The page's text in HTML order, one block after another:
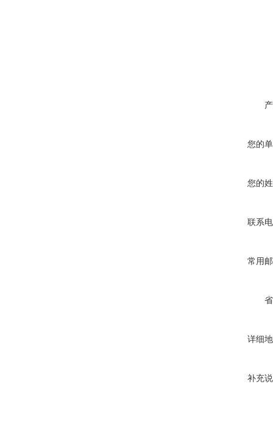
您的
您的
联系
常用
详细
补充